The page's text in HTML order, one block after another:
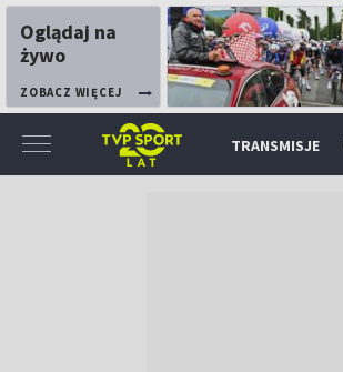
Oglądaj na
żywo
ZOBACZ WIĘCEJ
TRANSMISJE